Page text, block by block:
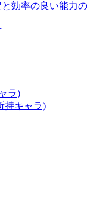
効率の良い能力の
ラ)
持キャラ)